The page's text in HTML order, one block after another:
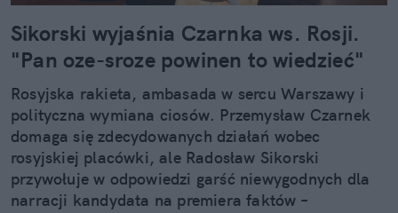
Sikorski wyjaśnia Czarnka ws. Rosji.
"Pan oze-sroze powinen to wiedzieć"
Rosyjska rakieta, ambasada w sercu Warszawy i
polityczna wymiana ciosów. Przemysław Czarnek
domaga się zdecydowanych działań wobec
rosyjskiej placówki, ale Radosław Sikorski
przywołuje w odpowiedzi garść niewygodnych dla
narracji kandydata na premiera faktów –